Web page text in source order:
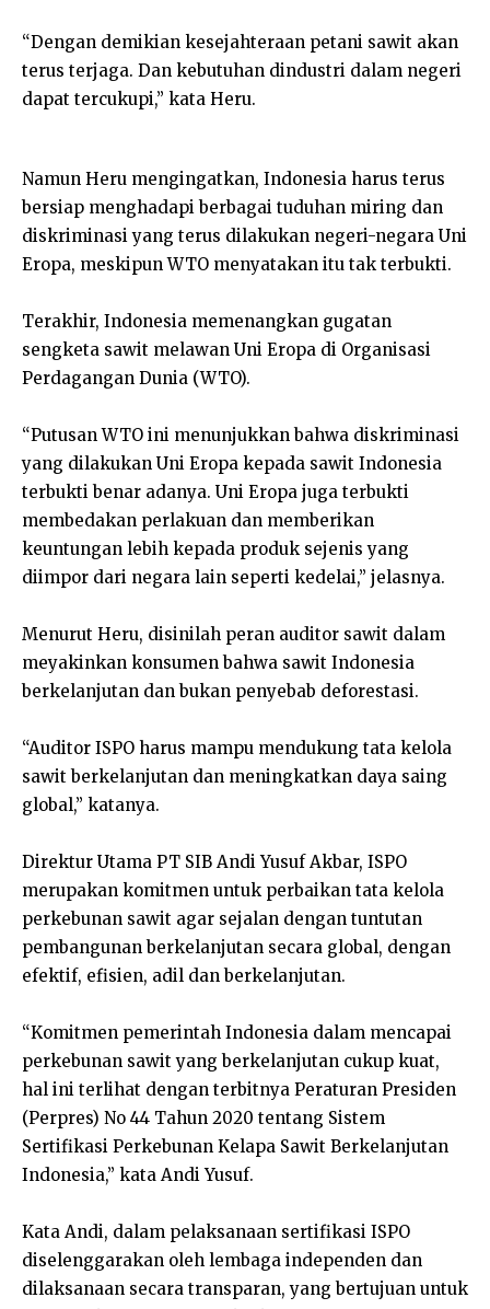
“Dengan demikian kesejahteraan petani sawit akan
terus terjaga. Dan kebutuhan dindustri dalam negeri
dapat tercukupi,” kata Heru.
Namun Heru mengingatkan, Indonesia harus terus
bersiap menghadapi berbagai tuduhan miring dan
diskriminasi yang terus dilakukan negeri-negara Uni
Eropa, meskipun WTO menyatakan itu tak terbukti.
Terakhir, Indonesia memenangkan gugatan
sengketa sawit melawan Uni Eropa di Organisasi
Perdagangan Dunia (WTO).
“Putusan WTO ini menunjukkan bahwa diskriminasi
yang dilakukan Uni Eropa kepada sawit Indonesia
terbukti benar adanya. Uni Eropa juga terbukti
membedakan perlakuan dan memberikan
keuntungan lebih kepada produk sejenis yang
diimpor dari negara lain seperti kedelai,” jelasnya.
Menurut Heru, disinilah peran auditor sawit dalam
meyakinkan konsumen bahwa sawit Indonesia
berkelanjutan dan bukan penyebab deforestasi.
“Auditor ISPO harus mampu mendukung tata kelola
sawit berkelanjutan dan meningkatkan daya saing
global,” katanya.
Direktur Utama PT SIB Andi Yusuf Akbar, ISPO
merupakan komitmen untuk perbaikan tata kelola
perkebunan sawit agar sejalan dengan tuntutan
pembangunan berkelanjutan secara global, dengan
efektif, efisien, adil dan berkelanjutan.
“Komitmen pemerintah Indonesia dalam mencapai
perkebunan sawit yang berkelanjutan cukup kuat,
hal ini terlihat dengan terbitnya Peraturan Presiden
(Perpres) No 44 Tahun 2020 tentang Sistem
Sertifikasi Perkebunan Kelapa Sawit Berkelanjutan
Indonesia,” kata Andi Yusuf.
Kata Andi, dalam pelaksanaan sertifikasi ISPO
diselenggarakan oleh lembaga independen dan
dilaksanaan secara transparan, yang bertujuan untuk